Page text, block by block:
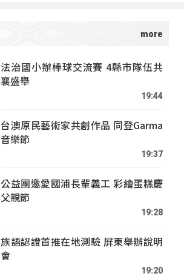
法治國小辦棒球交流賽 4縣市隊伍共
襄盛舉
19:44
台澳原民藝術家共創作品 同登Garma
音樂節
19:37
公益團邀愛國浦長輩義工 彩繪蛋糕慶
父親節
19:28
族語認證首推在地測驗 屏東舉辦說明
會
19:20